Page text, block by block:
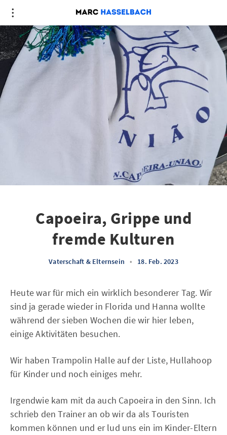
Capoeira, Grippe und
fremde Kulturen
Vaterschaft & Elternsein • 18. Feb. 2023
Heute war für mich ein wirklich besonderer Tag. Wir
sind ja gerade wieder in Florida und Hanna wollte
während der sieben Wochen die wir hier leben,
einige Aktivitäten besuchen.
Wir haben Trampolin Halle auf der Liste, Hullahoop
für Kinder und noch einiges mehr.
Irgendwie kam mit da auch Capoeira in den Sinn. Ich
schrieb den Trainer an ob wir da als Touristen
kommen können und er lud uns ein im Kinder-Eltern